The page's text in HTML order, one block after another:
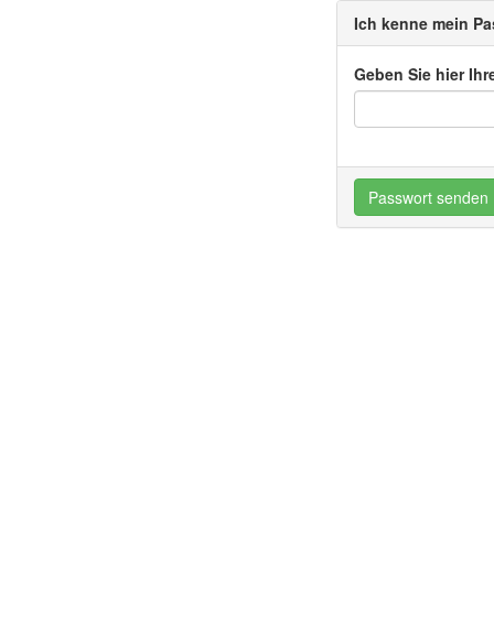
Ich kenne mein
Geben Sie hier
Passwort senden